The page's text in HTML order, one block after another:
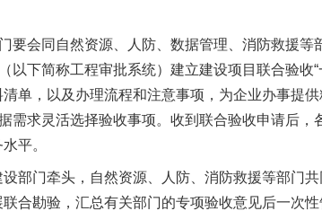
会同自然资源、人防、数据管理、消防救援等
以下简称工程审批系统）建立建设项目联合验收“
单，以及办理流程和注意事项，为企业办事提
需求灵活选择验收事项。收到联合验收申请后，
平。
门牵头，自然资源、人防、消防救援等部门共
合勘验，汇总有关部门的专项验收意见后一次
谢谢有你温暖了四季